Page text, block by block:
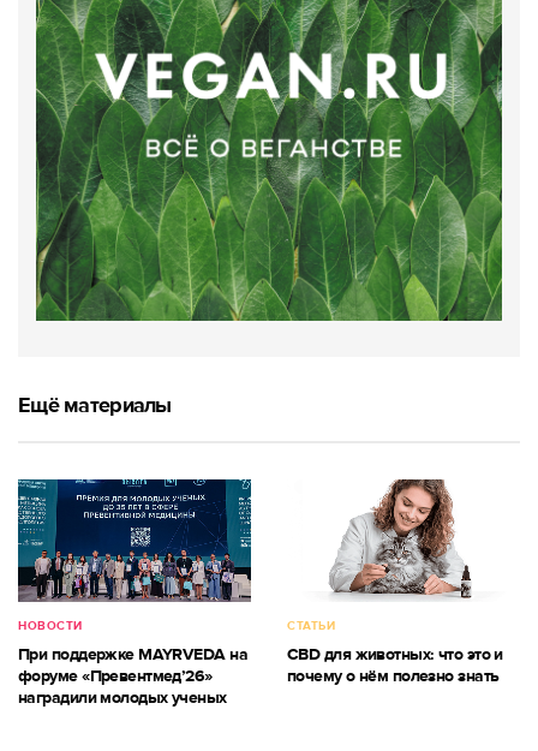
Ещё материалы
НОВОСТИ
При поддержке MAYRVEDA на
форуме «Превентмед’26»
наградили молодых ученых
СТАТЬИ
CBD для животных: что это и
почему о нём полезно знать